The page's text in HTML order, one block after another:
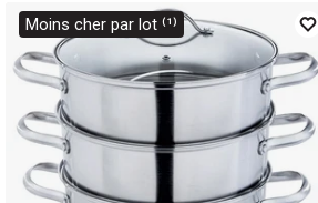
Moins cher par lot ⁽¹⁾